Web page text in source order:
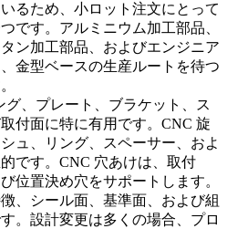
るため、小ロット注文にとって
です。 アルミニウム加工部品
ン加工部品 、およびエンジニア
金型ベースの生産ルートを待つ
グ、プレート、ブラケット、ス
付面に特に有用です。 CNC 旋
ュ、リング、スペーサー、およ
です。 CNC 穴あけは、取付
位置決め穴をサポートします。
、シール面、基準面、および組
。設計変更は多くの場合、プロ